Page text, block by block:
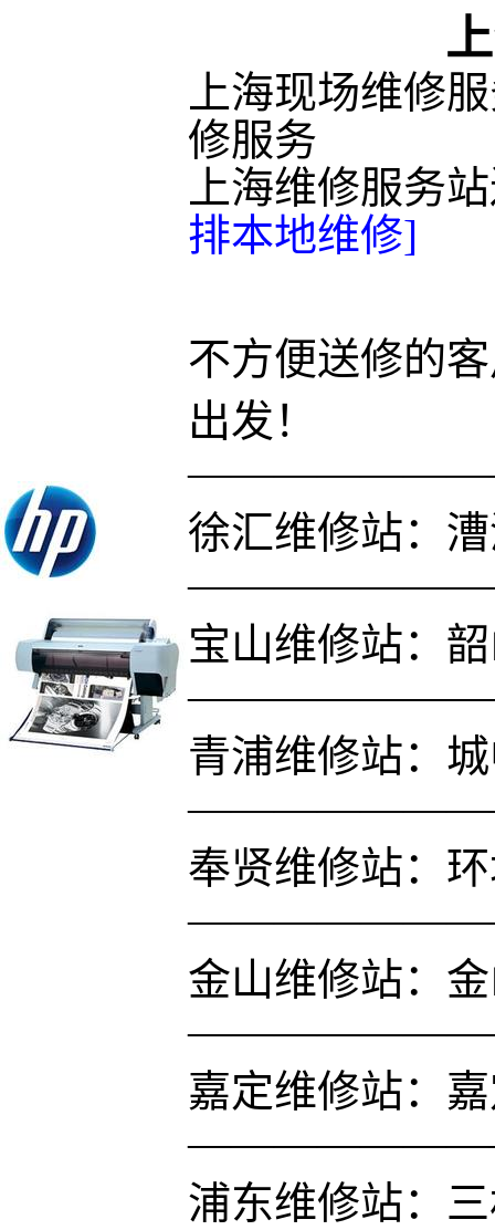
上海现场维修
修服务
上海维修服务
排本地维修]
不方便送修的
出发！
徐汇维修站：
宝山维修站：
青浦维修站：
奉贤维修站：
金山维修站：
嘉定维修站：
浦东维修站：